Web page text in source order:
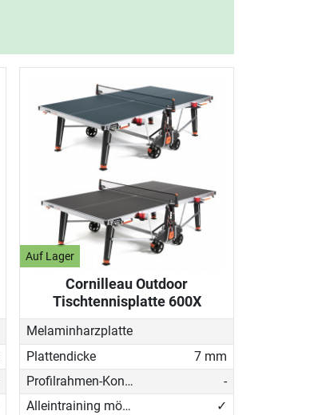
Auf Lager
Cornilleau Outdoor
Tischtennisplatte 600X
Melaminharzplatte
Plattendicke
7 mm
Profilrahmen-Konstruktion
-
Alleintraining möglich
✓